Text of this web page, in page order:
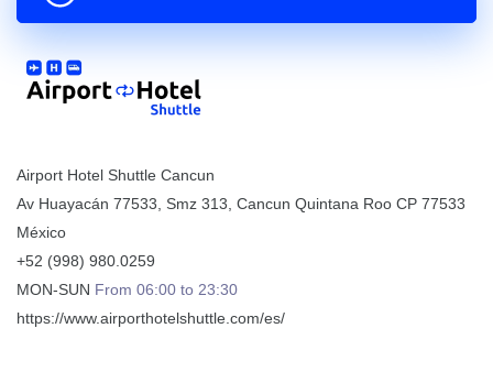
Airport Hotel Shuttle Cancun
Av Huayacán 77533, Smz 313 Cancun Quintana Roo CP 77533
México
+52 (998) 980.0259
MON-SUN From 06:00 to 23:30
https://www.airporthotelshuttle.com/es/